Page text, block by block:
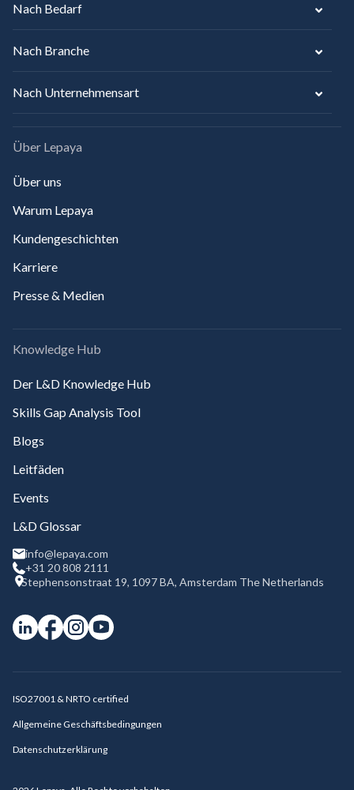
Nach Bedarf
Nach Branche
Nach Unternehmensart
Über Lepaya
Über uns
Warum Lepaya
Kundengeschichten
Karriere
Presse & Medien
Knowledge Hub
Der L&D Knowledge Hub
Skills Gap Analysis Tool
Blogs
Leitfäden
Events
L&D Glossar
info@lepaya.com
+31 20 808 2111
Stephensonstraat 19, 1097 BA, Amsterdam The Netherlands
ISO27001 & NRTO certified
Allgemeine Geschäftsbedingungen
Datenschutzerklärung